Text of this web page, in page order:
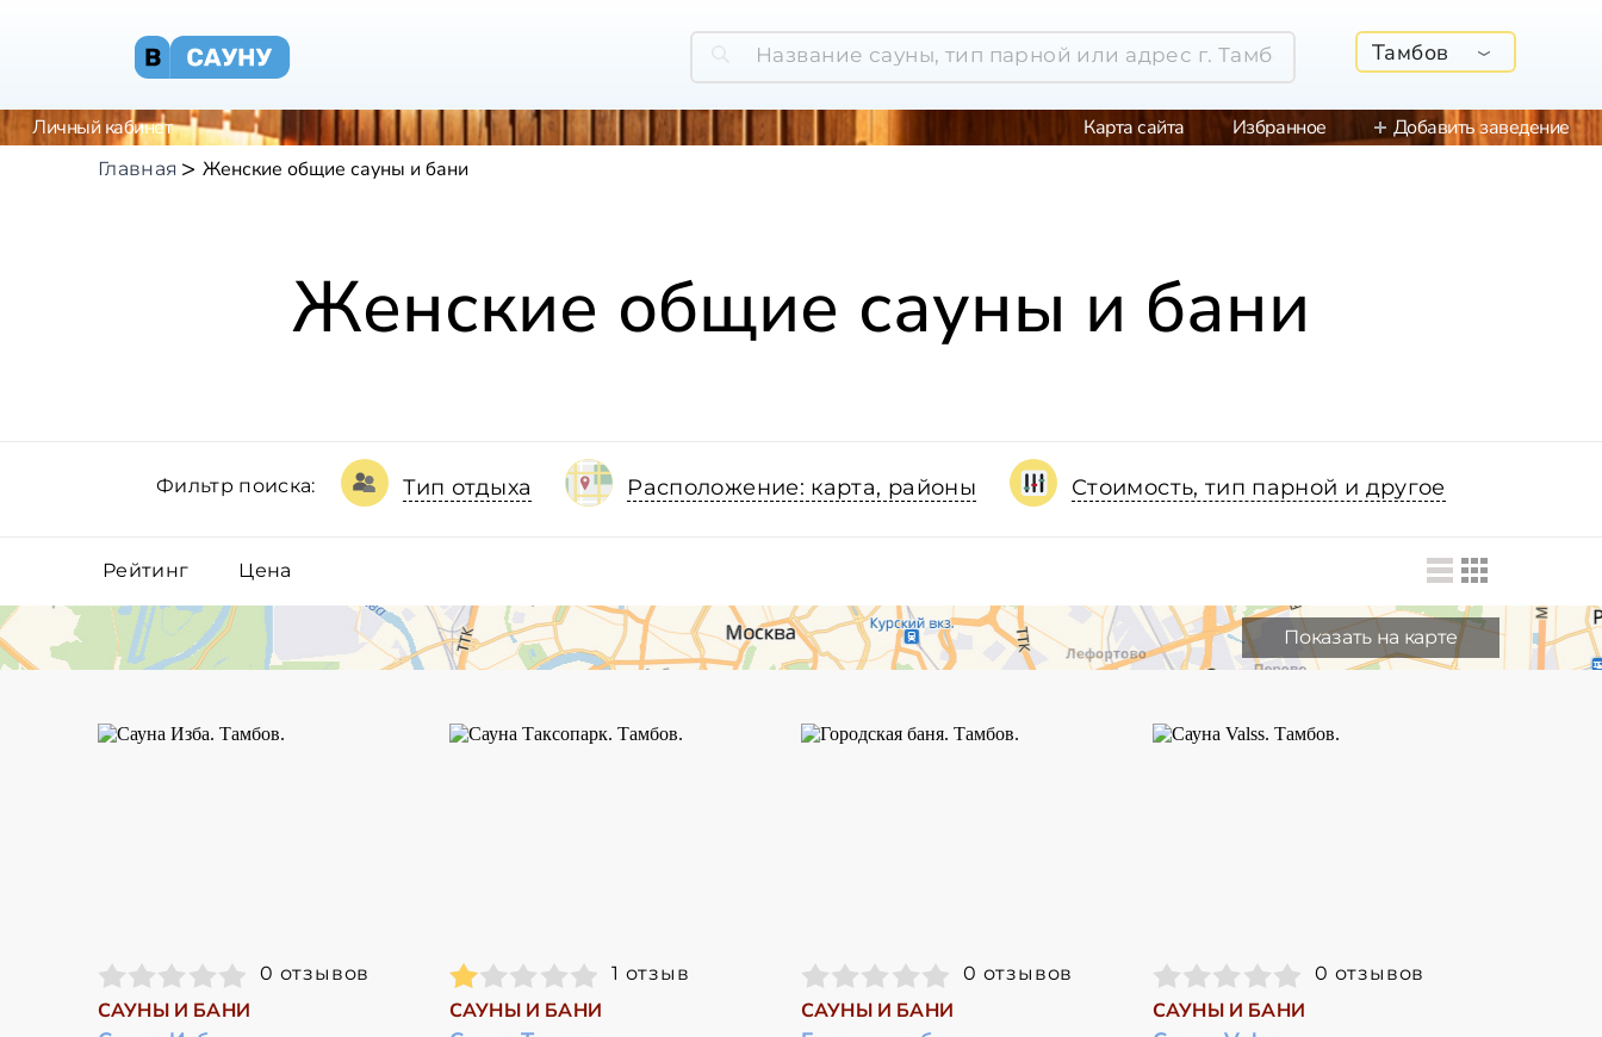
Тамбов
Личный кабинет Карта сайта Избранное Добавить заведение
Главная Женские общие сауны и бани
Женские общие сауны и бани
Фильтр поиска: Тип отдыха Расположение: карта, районы Стоимость, тип парной и другое
Рейтинг Цена
Показать на карте
0 отзывов
САУНЫ И БАНИ
1 отзыв
САУНЫ И БАНИ
0 отзывов
САУНЫ И БАНИ
0 отзывов
САУНЫ И БАНИ